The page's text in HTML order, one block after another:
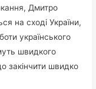
Дмитро
на сході України,
українського
швидкого
закінчити швидко